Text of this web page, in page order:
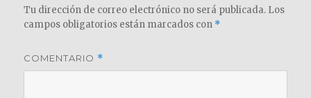
Tu dirección de correo electrónico no será publicada. Los
campos obligatorios están marcados con *
COMENTARIO *